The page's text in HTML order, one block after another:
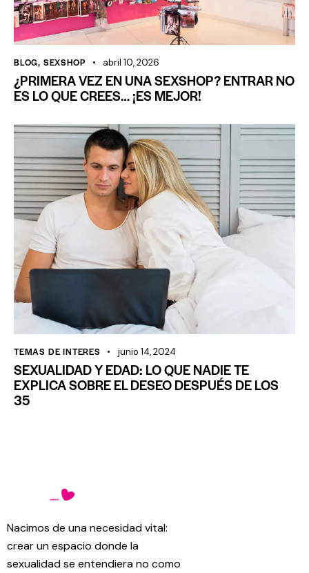
BLOG, SEXSHOP abril 10, 2026
¿PRIMERA VEZ EN UNA SEXSHOP? ENTRAR NO
ES LO QUE CREES… ¡ES MEJOR!
TEMAS DE INTERES junio 14, 2024
SEXUALIDAD Y EDAD: LO QUE NADIE TE
EXPLICA SOBRE EL DESEO DESPUÉS DE LOS
35
Nacimos de una necesidad vital:
crear un espacio donde la
sexualidad se entendiera no como